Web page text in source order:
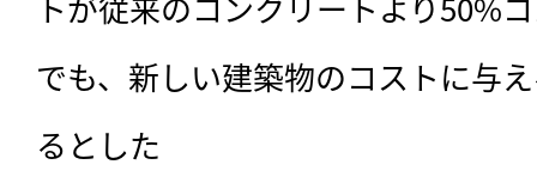
でも、新しい建築物のコストに与
るとした